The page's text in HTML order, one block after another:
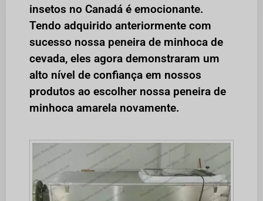
insetos no Canadá é emocionante.
Tendo adquirido anteriormente com
sucesso nossa peneira de minhoca de
cevada, eles agora demonstraram um
alto nível de confiança em nossos
produtos ao escolher nossa peneira de
minhoca amarela novamente.